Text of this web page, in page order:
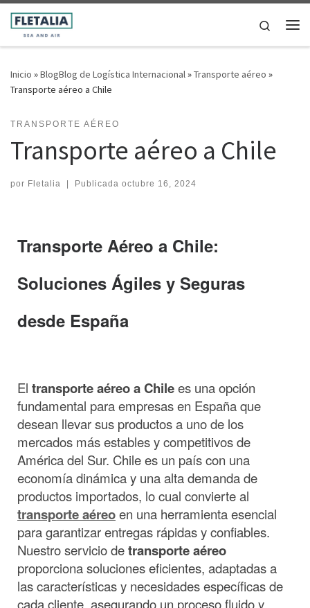
Saltar al contenido
Search
Inicio »BlogBlog de Logística Internacional»Transporte aéreo »
Transporte aéreo a Chile
TRANSPORTE AÉREO
Transporte aéreo a Chile
por Fletalia | Publicada octubre 16, 2024
Transporte Aéreo a Chile:
Soluciones Ágiles y Seguras
desde España
El transporte aéreo a Chilees una opción
fundamental para empresas en España que
desean llevar sus productos a uno de los
mercados más estables y competitivos de
América del Sur. Chile es un país con una
economía dinámica y una alta demanda de
productos importados, lo cual convierte al
transporte aéreoen una herramienta esencial
para garantizar entregas rápidas y confiables.
Nuestro servicio detransporte aéreo
proporciona soluciones eficientes, adaptadas a
las características y necesidades específicas de
cada cliente, asegurando un proceso fluido y